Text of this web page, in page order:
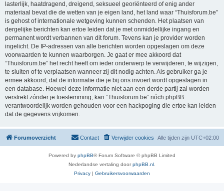
lasterlijk, haatdragend, dreigend, seksueel georiënteerd of enig ander
materiaal bevat die de wetten van je eigen land, het land waar “Thuisforum.be”
is gehost of internationale wetgeving kunnen schenden. Het plaatsen van
dergelijke berichten kan ertoe leiden dat je met onmiddellijke ingang en
permanent wordt verbannen van dit forum. Tevens kan je provider worden
ingelicht. De IP-adressen van alle berichten worden opgeslagen om deze
voorwaarden te kunnen waarborgen. Je gaat er mee akkoord dat
“Thuisforum.be” het recht heeft om ieder onderwerp te verwijderen, te wijzigen,
te sluiten of te verplaatsen wanneer zij dit nodig achten. Als gebruiker ga je
ermee akkoord, dat de informatie die je bij ons invoert wordt opgeslagen in
een database. Hoewel deze informatie niet aan een derde partij zal worden
verstrekt zónder je toestemming, kan “Thuisforum.be” nóch phpBB
verantwoordelijk worden gehouden voor een hackpoging die ertoe kan leiden
dat de gegevens vrijkomen.
Forumoverzicht Alle tijden zijn UTC+02:00
Verwijder cookies
Contact
Powered by phpBB® Forum Software © phpBB Limited
Nederlandse vertaling doorphpBB.nl
Privacy | Gebruikersvoorwaarden